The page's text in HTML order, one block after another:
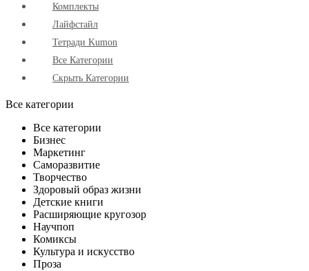
Комплекты
Лайфстайл
Тетради Kumon
Все Категории
Скрыть Категории
Все категории
Все категории
Бизнес
Маркетинг
Саморазвитие
Творчество
Здоровый образ жизни
Детские книги
Расширяющие кругозор
Научпоп
Комиксы
Культура и искусство
Проза